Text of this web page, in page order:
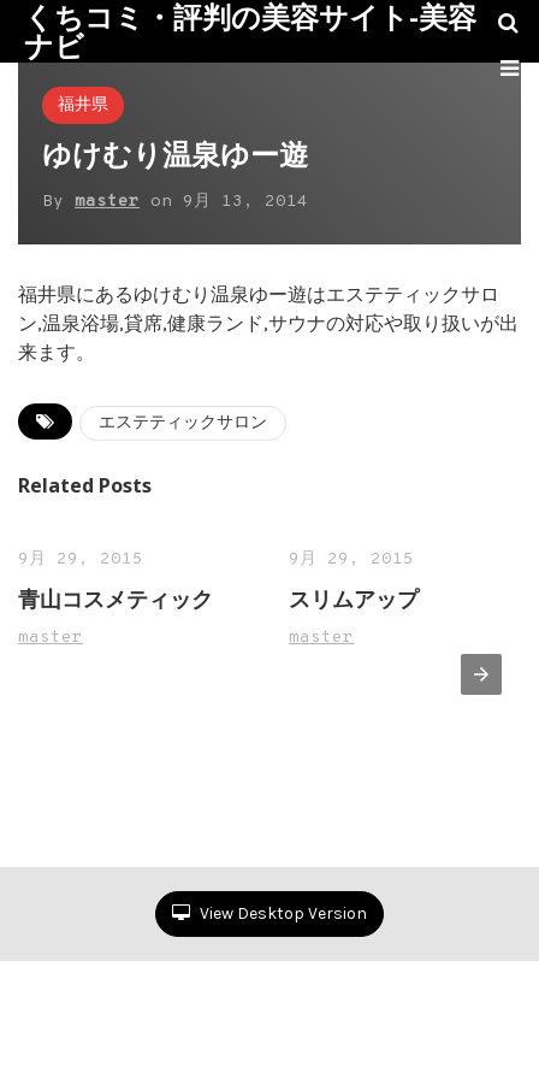
くちコミ・評判の美容サイト-美容
ナビ
福井県
ゆけむり温泉ゆー遊
By master on 9月 13, 2014
福井県にあるゆけむり温泉ゆー遊はエステティックサロ
ン,温泉浴場,貸席,健康ランド,サウナの対応や取り扱いが出
来ます。
エステティックサロン
Related Posts
9月 29, 2015
青山コスメティック
master
9月 29, 2015
スリムアップ
master
View Desktop Version